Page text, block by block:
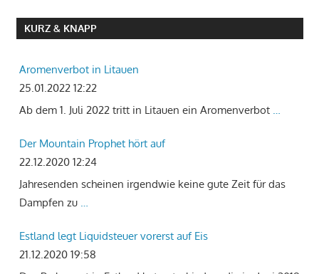
KURZ & KNAPP
Aromenverbot in Litauen
25.01.2022 12:22
Ab dem 1. Juli 2022 tritt in Litauen ein Aromenverbot …
Der Mountain Prophet hört auf
22.12.2020 12:24
Jahresenden scheinen irgendwie keine gute Zeit für das
Dampfen zu …
Estland legt Liquidsteuer vorerst auf Eis
21.12.2020 19:58